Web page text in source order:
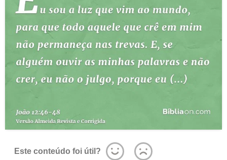
Este conteúdo foi útil?